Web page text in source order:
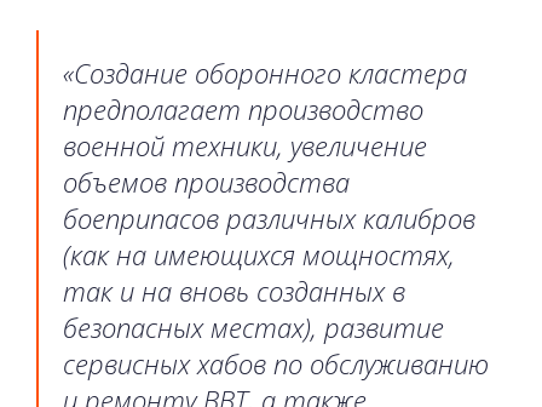
«Создание оборонного кластера
предполагает производство
военной техники, увеличение
объемов производства
боеприпасов различных калибров
(как на имеющихся мощностях,
так и на вновь созданных в
безопасных местах), развитие
сервисных хабов по обслуживанию
и ремонту ВВТ, а также